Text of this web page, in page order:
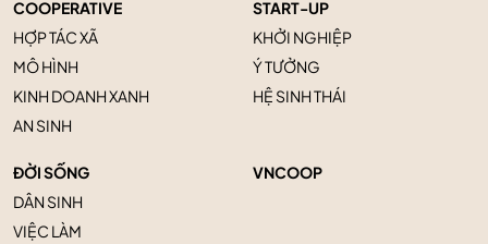
COOPERATIVE
HỢP TÁC XÃ
MÔ HÌNH
KINH DOANH XANH
AN SINH
START-UP
KHỞI NGHIỆP
Ý TƯỞNG
HỆ SINH THÁI
ĐỜI SỐNG
DÂN SINH
VIỆC LÀM
VNCOOP